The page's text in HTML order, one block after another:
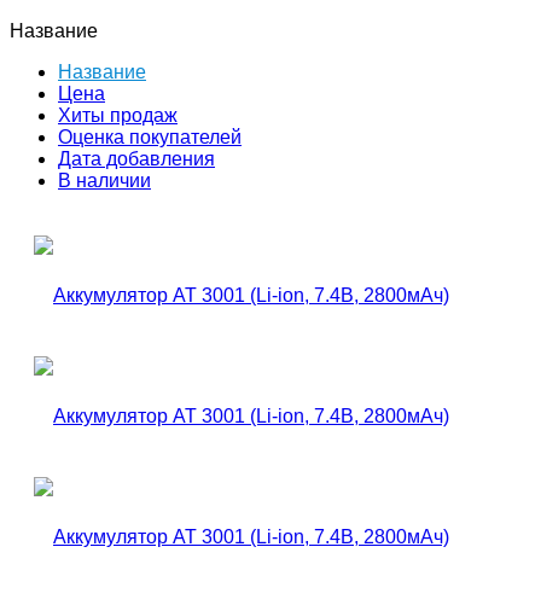
Название
Название
Цена
Хиты продаж
Оценка покупателей
Дата добавления
В наличии